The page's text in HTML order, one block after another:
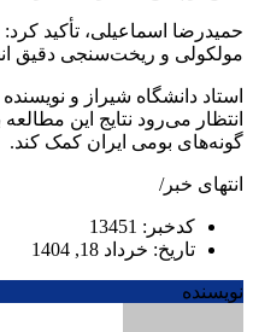
حمیدرضا اسماعیلی، تأکید
مولکولی و ریخت‌سنجی دقیق
استاد دانشگاه شیراز و
انتظار می‌رود نتایج این
گونه‌های بومی ایران کمک کند.
انتهای خبر/
کدخبر: 13451
تاریخ: خرداد 18, 1404
نویسنده